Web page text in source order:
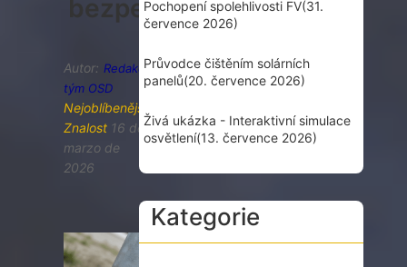
bezpečnost
Autor: Redakční
tým OSD
Nejoblíbenější
Znalost 16 de
marzo de
2026
Pochopení spolehlivosti FV(31.
července 2026)
Průvodce čištěním solárních
panelů(20. července 2026)
Živá ukázka - Interaktivní simulace
osvětlení(13. července 2026)
Kategorie